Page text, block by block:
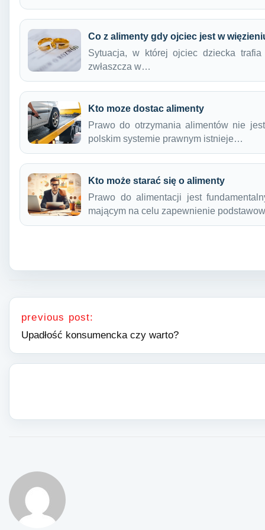
Co z alimenty gdy ojciec jest w
Sytuacja, w której ojciec dziecka
zwłaszcza w…
Kto moze dostac alimenty
Prawo do otrzymania alimentów nie
polskim systemie prawnym istnieje…
Kto może starać się o alimenty
Prawo do alimentacji jest
mającym na celu zapewnienie
Nawigacja wpisu
previous post:
Upadłość konsumencka czy warto?